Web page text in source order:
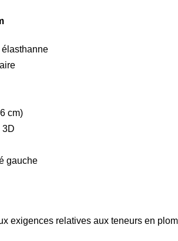
élasthanne
cm)
3D
gauche
exigences relatives aux teneurs en